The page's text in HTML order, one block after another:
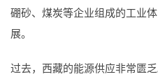
硼砂、煤炭等企业组成的工业
展。
过去，西藏的能源供应非常匮